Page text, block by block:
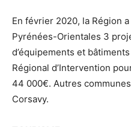
En février 2020, la Région
Pyrénées-Orientales 3
d’équipements et
Régional d’Intervention
44 000€. Autres
Corsavy.